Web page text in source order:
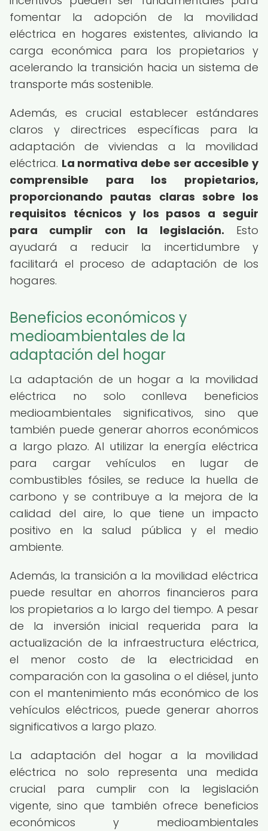
fomentar la adopción de la movilidad
eléctrica en hogares existentes, aliviando la
carga económica para los propietarios y
acelerando la transición hacia un sistema de
transporte más sostenible.
Además, es crucial establecer estándares
claros y directrices específicas para la
adaptación de viviendas a la movilidad
eléctrica. La normativa debe ser accesible y
comprensible para los propietarios,
proporcionando pautas claras sobre los
requisitos técnicos y los pasos a seguir
para cumplir con la legislación. Esto
ayudará a reducir la incertidumbre y
facilitará el proceso de adaptación de los
hogares.
Beneficios económicos y
medioambientales de la
adaptación del hogar
La adaptación de un hogar a la movilidad
eléctrica no solo conlleva beneficios
medioambientales significativos, sino que
también puede generar ahorros económicos
a largo plazo. Al utilizar la energía eléctrica
para cargar vehículos en lugar de
combustibles fósiles, se reduce la huella de
carbono y se contribuye a la mejora de la
calidad del aire, lo que tiene un impacto
positivo en la salud pública y el medio
ambiente.
Además, la transición a la movilidad eléctrica
puede resultar en ahorros financieros para
los propietarios a lo largo del tiempo. A pesar
de la inversión inicial requerida para la
actualización de la infraestructura eléctrica,
el menor costo de la electricidad en
comparación con la gasolina o el diésel, junto
con el mantenimiento más económico de los
vehículos eléctricos, puede generar ahorros
significativos a largo plazo.
La adaptación del hogar a la movilidad
eléctrica no solo representa una medida
crucial para cumplir con la legislación
vigente, sino que también ofrece beneficios
económicos y medioambientales